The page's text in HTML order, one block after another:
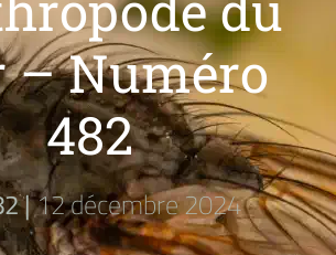
– Numéro
482
|12 décembre 2024